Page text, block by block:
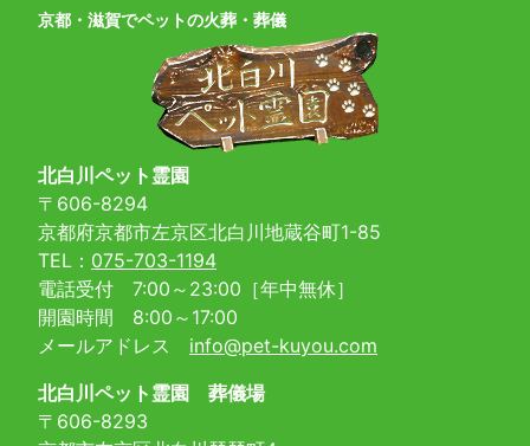
京都・滋賀でペットの火葬・葬儀
北白川ペット霊園
〒606-8294
京都府京都市左京区北白川地蔵谷町1-85
TEL： 075-703-1194
電話受付 7:00～23:00［年中無休］
開園時間 8:00～17:00
メールアドレス info@pet-kuyou.com
北白川ペット霊園 葬儀場
〒606-8293